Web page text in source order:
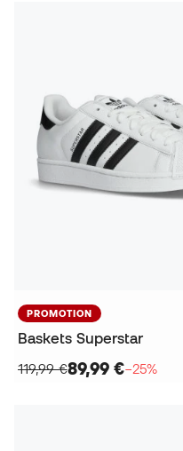
PROMOTION
Baskets Superstar
119,99 €89,99 €−25%